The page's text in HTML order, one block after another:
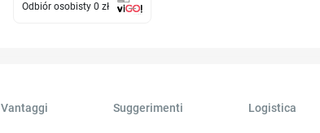
Odbiór osobisty 0 zł
Vantaggi Suggerimenti Logistica